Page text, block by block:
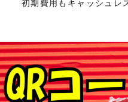
初期費用もキャッシュレ